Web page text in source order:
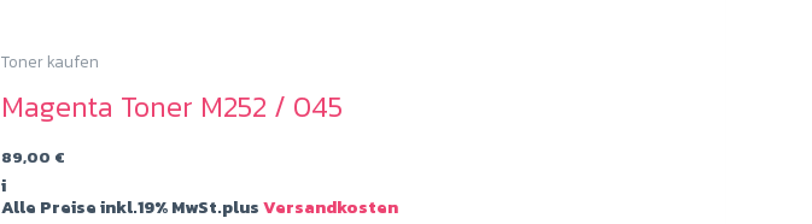
Toner kaufen
Magenta Toner M252 / 045
89,00 €
i
Alle Preise inkl.19% MwSt.plusVersandkosten